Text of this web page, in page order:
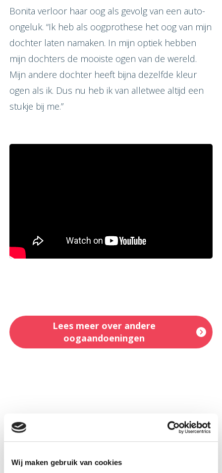
Wij maken gebruik van cookies
Bonita verloor haar oog als gevolg van een auto-
ongeluk. “Ik heb als oogprothese het oog van mijn
dochter laten namaken. In mijn optiek hebben
mijn dochters de mooiste ogen van de wereld.
Mijn andere dochter heeft bijna dezelfde kleur
ogen als ik. Dus nu heb ik van alletwee altijd een
stukje bij me.”
Lees meer over andere
oogaandoeningen
Ook interessant...